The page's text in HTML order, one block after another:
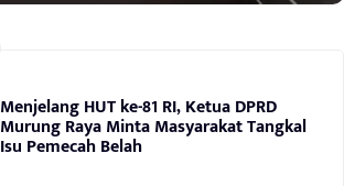
Menjelang HUT ke-81 RI, Ketua DPRD
Murung Raya Minta Masyarakat Tangkal
Isu Pemecah Belah